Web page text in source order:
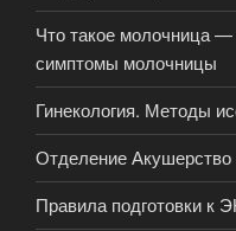
Что такое молочница
симптомы молочницы
Гинекология. Методы
Отделение Акушерство
Правила подготовки к